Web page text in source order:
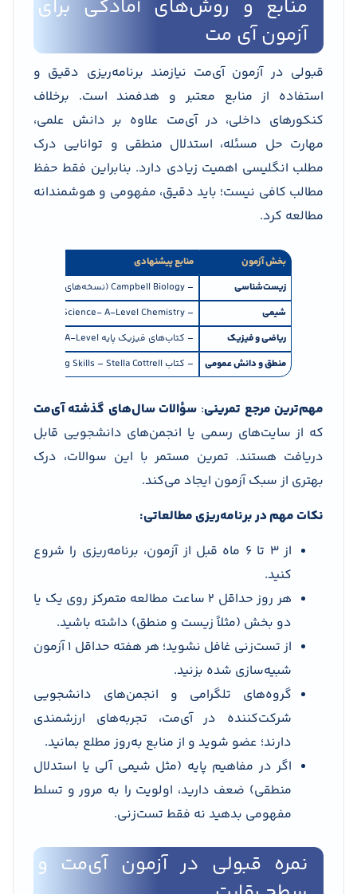
منابع و روش‌های آمادگی برای
آزمون آی مت
قبولی در آزمون آی‌مت نیازمند برنامه‌ریزی دقیق و
استفاده از منابع معتبر و هدفمند است. برخلاف
کنکورهای داخلی، در آی‌مت علاوه بر دانش علمی،
مهارت حل مسئله، استدلال منطقی و توانایی درک
مطلب انگلیسی اهمیت زیادی دارد. بنابراین فقط حفظ
مطالب کافی نیست؛ باید دقیق، مفهومی و هوشمندانه
مطالعه کرد.
بخش آزمون
منابع پیشنهادی
زیست‌شناسی
– Campbell Biology (نسخه‌های خلاصه)- کتاب‌های A-Level زیست‌شناسی- Khan Academy (فصل‌های ژنتیک، فیزیولوژی، سلولی)
شیمی
– Chemistry: The Central Science- A-Level Chemistry- منابع آموزش شیمی Khan Academy
ریاضی و فیزیک
– کتاب‌های فیزیک پایه A-Level- مجموعه تمرین‌های فیزیک و ریاضی MAT یا SAT- Crash Course Physics (YouTube)
منطق و دانش عمومی
– کتاب Critical Thinking Skills – Stella Cottrell- تمرین با تست‌های LNAT، TSA، و BMAT- مطالعه روزنامه‌های انگلیسی مثل The Guardian برای تقویت درک عمومی
مهم‌ترین مرجع تمرینی: سؤالات سال‌های گذشته آی‌مت
که از سایت‌های رسمی یا انجمن‌های دانشجویی قابل
دریافت هستند. تمرین مستمر با این سوالات، درک
بهتری از سبک آزمون ایجاد می‌کند.
نکات مهم در برنامه‌ریزی مطالعاتی:
از ۳ تا ۶ ماه قبل از آزمون، برنامه‌ریزی را شروع
کنید.
هر روز حداقل ۲ ساعت مطالعه متمرکز روی یک یا
دو بخش (مثلاً زیست و منطق) داشته باشید.
از تست‌زنی غافل نشوید؛ هر هفته حداقل ۱ آزمون
شبیه‌سازی شده بزنید.
گروه‌های تلگرامی و انجمن‌های دانشجویی
شرکت‌کننده در آی‌مت، تجربه‌های ارزشمندی
دارند؛ عضو شوید و از منابع به‌روز مطلع بمانید.
اگر در مفاهیم پایه (مثل شیمی آلی یا استدلال
منطقی) ضعف دارید، اولویت را به مرور و تسلط
مفهومی بدهید نه فقط تست‌زنی.
نمره قبولی در آزمون آی‌مت و